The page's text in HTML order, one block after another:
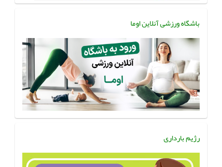
باشگاه ورزشی آنلاین اوما
رژیم بارداری